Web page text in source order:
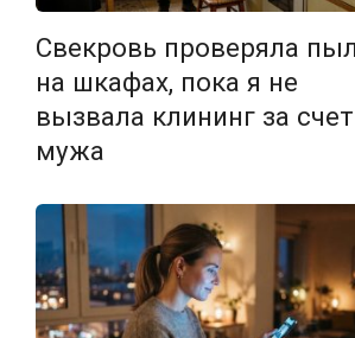
Свекровь проверяла
на шкафах, пока я не
вызвала клининг за счет
мужа